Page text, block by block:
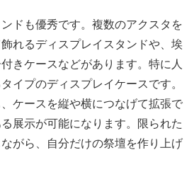
ドも優秀です。複数のアクスタを
れるディスプレイスタンドや、埃
きケースなどがあります。特に人
イプのディスプレイケースです。
ケースを縦や横につなげて拡張で
展示が可能になります。限られた
がら、自分だけの祭壇を作り上げ